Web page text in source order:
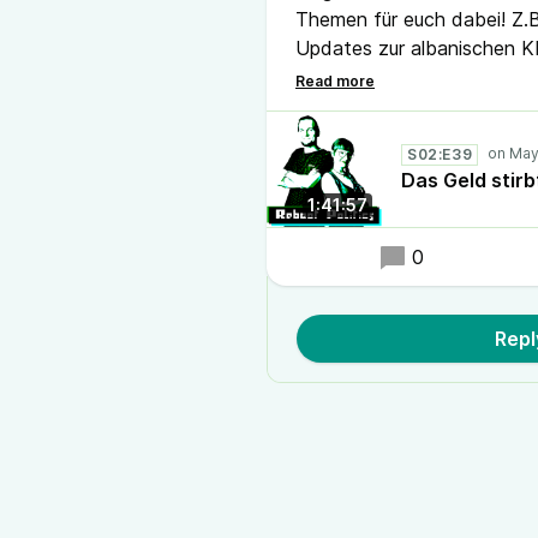
Themen für euch dabei!
Updates zur albanischen
Konsequenzen im EU-
"Maschinenstürmer*innen"
Forderung nach einer
aufgedeckte
zur Entwicklung von
1:41:57
S02:E39
Das Geld
0